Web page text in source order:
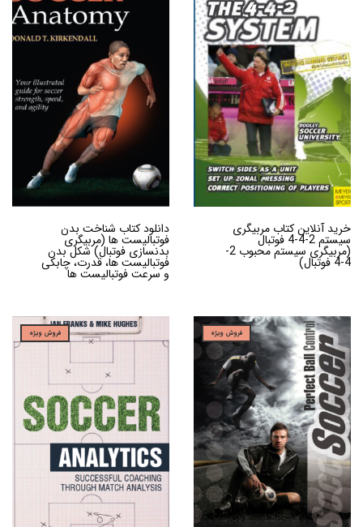
خرید آنلاین کتاب مربیگری
سیستم 2-4-4 فوتبال
(مربیگری سیستم محبوب 2-
4-4 فوتبال)
دانلود کتاب شناخت بدن
فوتبالیست ها (مربیگری
بدنسازی فوتبال) شکل بدن
فوتبالیست ها، قدرت، چابکی
و سرعت فوتبالیست ها
فروش ویژه فروش ویژه